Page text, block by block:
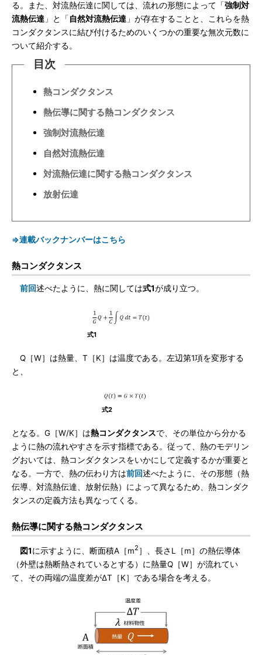
る。また、対流熱伝達に関しては、流れの形態によって「強制対
流熱伝達 」と「 自然対流熱伝達 」が存在することと、これらを熱
コンダクタンスに結び付けるためのいくつかの重要な無次元数に
ついて紹介する。
目次
熱コンダクタンス
熱伝導に関する熱コンダクタンス
強制対流熱伝達
自然対流熱伝達
対流熱伝達に関する熱コンダクタンス
放射伝達
⇒連載バックナンバーはこちら
熱コンダクタンス
前回述べたように、熱に関しては式1が成り立つ。
式1
Q［W］は熱量、T［K］は温度である。左辺第1項を変形する
と、
式2
となる。G［W/K］は熱コンダクタンスで、その単位から分かる
ように熱の流れやすさを示す指標である。従って、熱のモデリン
グおいては、熱コンダクタンスをいかにして定義するかが重要と
なる。一方で、熱の伝わり方は前回述べたように、その形態（熱
伝導、対流熱伝達、放射伝熱）によって異なるため、熱コンダク
タンスの定義方法も異なってくる。
熱伝導に関する熱コンダクタンス
図1に示すように、断面積A［m2 ］、長さL［m］の熱伝導体
（外壁は熱断熱されているとする）に熱量Q［W］が流れてい
て、その両端の温度差がΔT［K］である場合を考える。